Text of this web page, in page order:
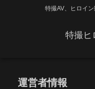
特撮AV、ヒロイ
特撮
運営者情報